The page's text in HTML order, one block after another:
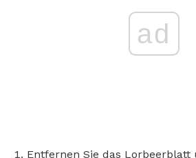
ad
Entfernen Sie das